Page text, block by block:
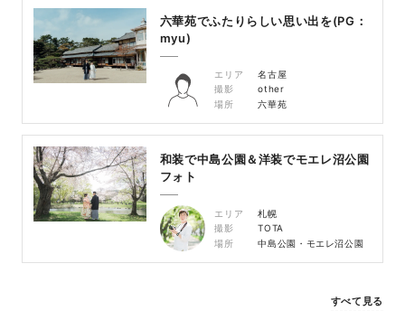
六華苑でふたりらしい思い出を(PG：
myu)
エリア
名古屋
撮影
other
場所
六華苑
和装で中島公園＆洋装でモエレ沼公園
フォト
エリア
札幌
撮影
TOTA
場所
中島公園・モエレ沼公園
すべて見る